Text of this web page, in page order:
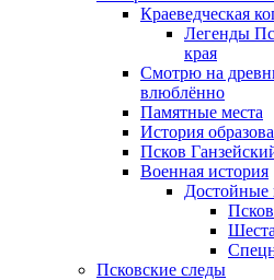
Краеведческая
Легенды
края
Смотрю на
влюблённо
Памятные места
История
Псков
Военная история
Достойные
Псковские следы